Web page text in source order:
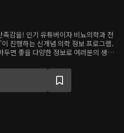
감을! 인기 유튜버이자 비뇨의학과 전
진행하는 신개념 의학 정보 프로그램.
두면 좋을 다양한 정보로 여러분의 생활